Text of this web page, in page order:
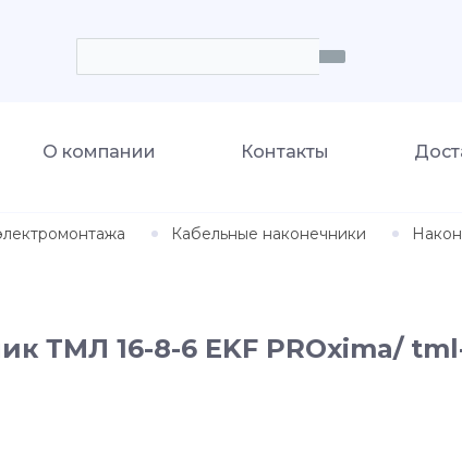
О компании Контакты
Кабельные наконечники
ТМЛ 16-8-6 EKF PROxima/